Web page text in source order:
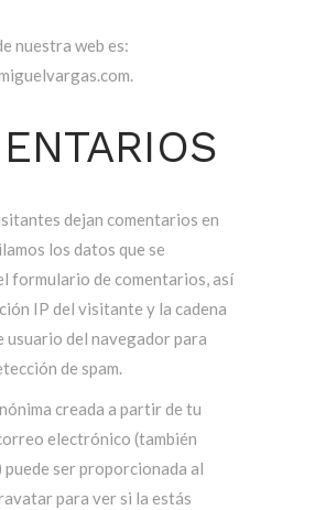
nuestra web es:
dejan comentarios en
los datos que se
formulario de comentarios, así
IP del visitante y la cadena
usuario del navegador para
de spam.
creada a partir de tu
electrónico (también
puede ser proporcionada al
para ver si la estás